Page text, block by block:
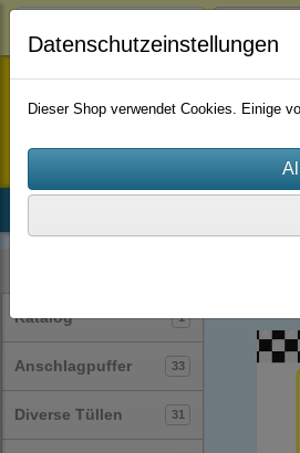
Katalog 1
Anschlagpuffer 33
Diverse Tüllen 31
Datenschutzeinstellungen
Dieser Shop verwendet Cookies. Einige